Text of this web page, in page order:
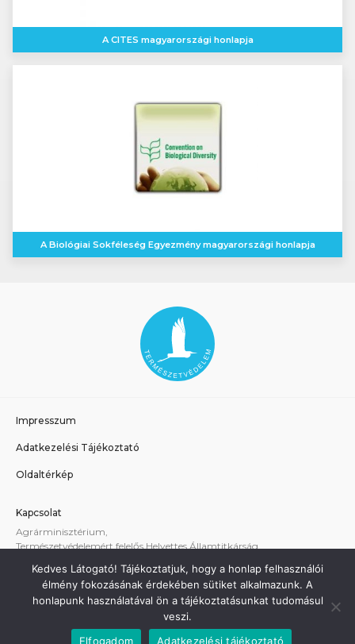
A CITES magyarországi honlapja
A Biológiai Sokféleség Egyezmény magyarországi honlapja
Impresszum
Adatkezelési Tájékoztató
Oldaltérkép
Kapcsolat
Agrárminisztérium,
Természetvédelemért felelős Helyettes Államtitkárság
A weboldallal kapcsolatos technikai támogatás:
termeszetvedelem@am.gov.hu
Kedves Látogató! Tájékoztatjuk, hogy a honlap felhasználói
élmény fokozásának érdekében sütiket alkalmazunk. A
honlapunk használatával ön a tájékoztatásunkat tudomásul
veszi.
Elfogadom
Adatkezelési tájékoztató